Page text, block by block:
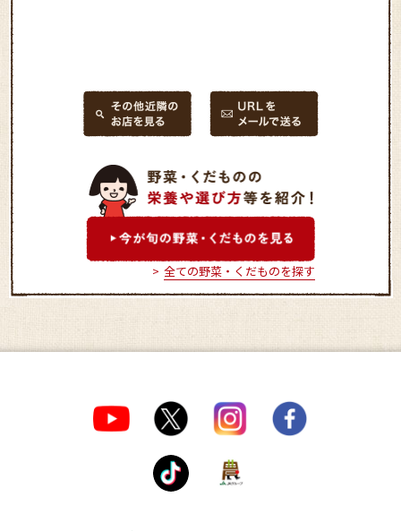
全ての野菜・くだものを探す